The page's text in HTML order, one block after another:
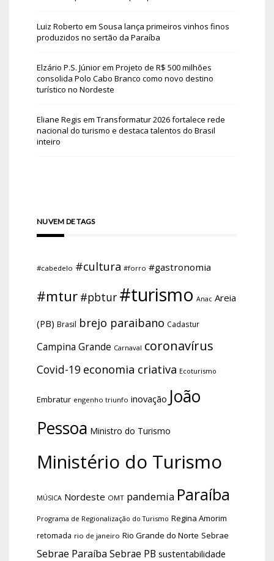
Luiz Roberto em Sousa lança primeiros vinhos finos
produzidos no sertão da Paraíba
Elzário P.S. Júniorem Projeto de R$ 500 milhões
consolida Polo Cabo Branco como novo destino
turístico no Nordeste
Eliane Regis em Transformatur 2026 fortalece rede
nacional do turismo e destaca talentos do Brasil
inteiro
NUVEM DE TAGS
#cabedelo #cultura #forro #gastronomia
#mtur #pbtur #turismo Anac Areia
(PB) Brasil brejo paraibano Cadastur
Campina Grande Carnaval coronavírus
Covid-19 economia criativa Ecoturismo
Embratur engenho triunfo inovação João
Pessoa Ministro do Turismo
Ministério do Turismo
MÚSICA Nordeste OMT pandemia Paraíba
Programa de Regionalização do Turismo Regina Amorim
retomada rio de janeiro Rio Grande do Norte Sebrae
Sebrae Paraíba Sebrae PB sustentabilidade